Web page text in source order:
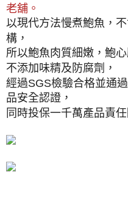
老舖。
以現代方法慢煮鮑魚，
構，
所以鮑魚肉質細嫩，鮑
不添加味精及防腐劑，
經過SGS檢驗合格並通
品安全認證，
同時投保一千萬產品責